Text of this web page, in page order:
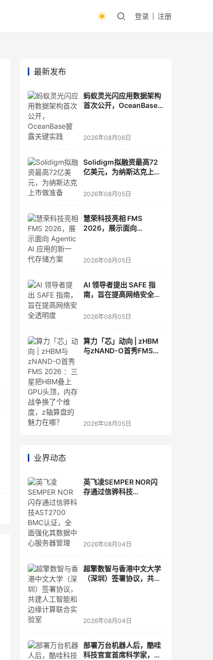
登录 注册
最新发布
蚂蚁灵光闪应用数据架构
首次公开，OceanBase
2026年08月06日
Solidigm拟融资最高72
亿美元，为纳斯达克上市
2026年08月05日
慧荣科技亮相 FMS
2026，展示面向
2026年08月05日
AI 领导者提出 SAFE 指
南，旨在提高网络安全透
2026年08月05日
算力「芯」动向 | zHBM
与zNAND-O首秀FMS
2026年08月05日
业界动态
英飞凌SEMPER NOR闪
存通过信骅科技
2026年08月04日
超擎数智与香港中文大学
（深圳）签署协议，共建
2026年08月04日
部署万台机器人后，酷哇
科技官宣首席科学家，要